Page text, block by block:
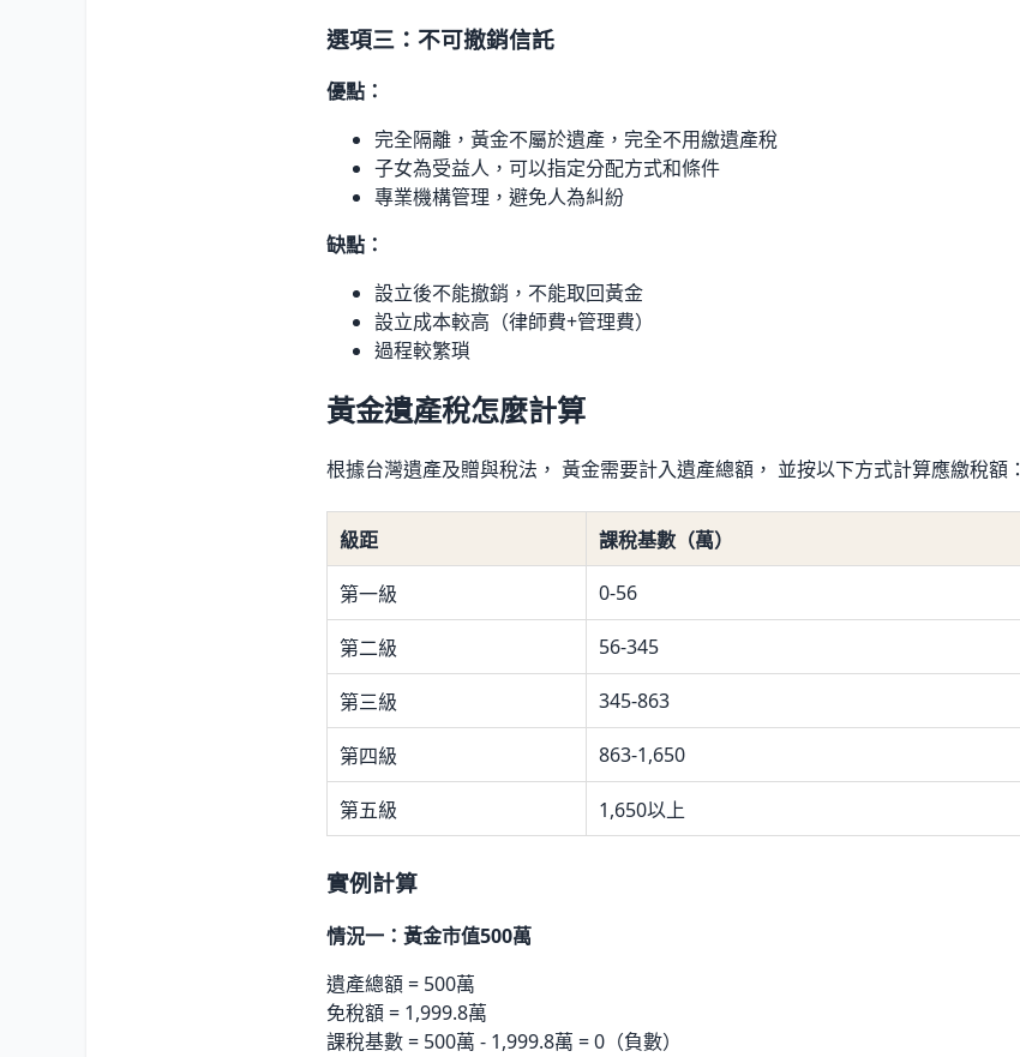
選項三：不可撤銷信託
優點：
完全隔離，黃金不屬於遺產，完全不用繳遺產稅
子女為受益人，可以指定分配方式和條件
專業機構管理，避免人為糾紛
缺點：
設立後不能撤銷，不能取回黃金
設立成本較高（律師費+管理費）
過程較繁瑣
黃金遺產稅怎麼計算
根據台灣遺產及贈與稅法， 黃金需要計入遺產總額， 並按以下方式計算應繳稅額：
級距 課稅基數（萬）
第一級 0-56
第二級 56-345
第三級 345-863
第四級 863-1,650
第五級 1,650以上
實例計算
情況一：黃金市值500萬
遺產總額 = 500萬
免稅額 = 1,999.8萬
課稅基數 = 500萬 - 1,999.8萬 = 0（負數）